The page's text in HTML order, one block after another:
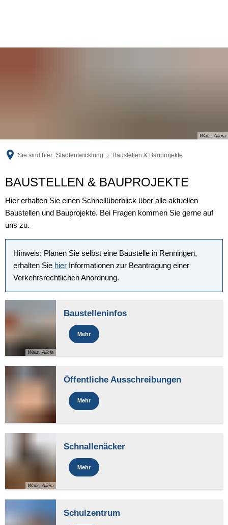
Walz, Alicia
Sie sind hier: Stadtentwicklung Baustellen & Bauprojekte
Baustellen
&
Bauprojekte
BAUSTELLEN & BAUPROJEKTE
Hier erhalten Sie einen Schnellüberblick über alle aktuellen
Baustellen und Bauprojekte. Bei Fragen kommen Sie gerne auf
uns zu.
Hinweis: Planen Sie selbst eine Baustelle in Renningen,
erhalten Sie hier Informationen zur Beantragung einer
Verkehrsrechtlichen Anordnung.
Walz, Alicia
Baustelleninfos
Mehr
Öffentliche Ausschreibungen
Mehr
Walz, Alicia
Schnallenäcker
Mehr
Schulzentrum